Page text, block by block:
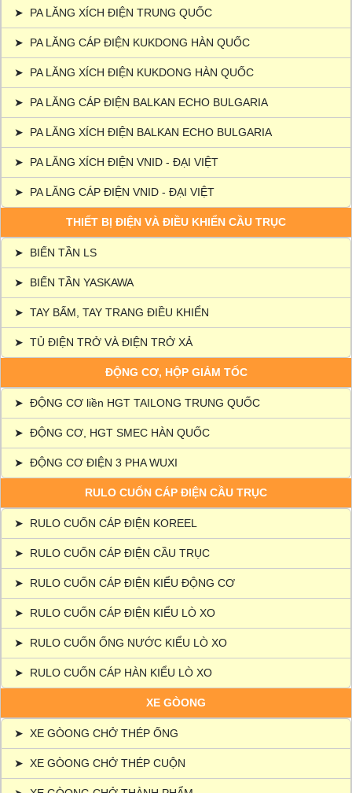
➤ PA LĂNG XÍCH ĐIỆN TRUNG QUỐC
➤ PA LĂNG CÁP ĐIỆN KUKDONG HÀN QUỐC
➤ PA LĂNG XÍCH ĐIỆN KUKDONG HÀN QUỐC
➤ PA LĂNG CÁP ĐIỆN BALKAN ECHO BULGARIA
➤ PA LĂNG XÍCH ĐIỆN BALKAN ECHO BULGARIA
➤ PA LĂNG XÍCH ĐIỆN VNID - ĐẠI VIỆT
➤ PA LĂNG CÁP ĐIỆN VNID - ĐẠI VIỆT
THIẾT BỊ ĐIỆN VÀ ĐIỀU KHIỂN CẦU TRỤC
➤ BIẾN TẦN LS
➤ BIẾN TẦN YASKAWA
➤ TAY BẤM, TAY TRANG ĐIỀU KHIỂN
➤ TỦ ĐIỆN TRỞ VÀ ĐIỆN TRỞ XẢ
ĐỘNG CƠ, HỘP GIẢM TỐC
➤ ĐỘNG CƠ liền HGT TAILONG TRUNG QUỐC
➤ ĐỘNG CƠ, HGT SMEC HÀN QUỐC
➤ ĐỘNG CƠ ĐIỆN 3 PHA WUXI
RULO CUỐN CÁP ĐIỆN CẦU TRỤC
➤ RULO CUỐN CÁP ĐIỆN KOREEL
➤ RULO CUỐN CÁP ĐIỆN CẦU TRỤC
➤ RULO CUỐN CÁP ĐIỆN KIỂU ĐỘNG CƠ
➤ RULO CUỐN CÁP ĐIỆN KIỂU LÒ XO
➤ RULO CUỐN ỐNG NƯỚC KIỂU LÒ XO
➤ RULO CUỐN CÁP HÀN KIỂU LÒ XO
XE GÒONG
➤ XE GÒONG CHỞ THÉP ỐNG
➤ XE GÒONG CHỞ THÉP CUỘN